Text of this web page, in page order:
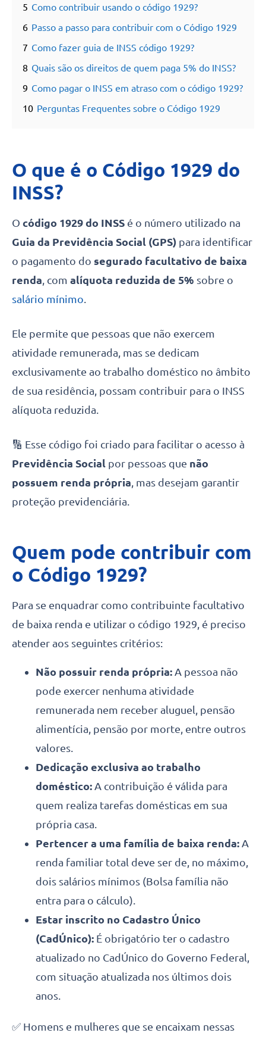
5 Como contribuir usando o código 1929?
6 Passo a passo para contribuir com o Código 1929
7 Como fazer guia de INSS código 1929?
8 Quais são os direitos de quem paga 5% do INSS?
9 Como pagar o INSS em atraso com o código 1929?
10 Perguntas Frequentes sobre o Código 1929
O que é o Código 1929 do
INSS?
O código 1929 do INSS é o número utilizado na
Guia da Previdência Social (GPS) para identificar
o pagamento do segurado facultativo de baixa
renda, com alíquota reduzida de 5% sobre o
salário mínimo.
Ele permite que pessoas que não exercem
atividade remunerada, mas se dedicam
exclusivamente ao trabalho doméstico no âmbito
de sua residência, possam contribuir para o INSS
alíquota reduzida.
🔢 Esse código foi criado para facilitar o acesso à
Previdência Social por pessoas que não
possuem renda própria, mas desejam garantir
proteção previdenciária.
Quem pode contribuir com
o Código 1929?
Para se enquadrar como contribuinte facultativo
de baixa renda e utilizar o código 1929, é preciso
atender aos seguintes critérios:
Não possuir renda própria: A pessoa não
pode exercer nenhuma atividade
remunerada nem receber aluguel, pensão
alimentícia, pensão por morte, entre outros
valores.
Dedicação exclusiva ao trabalho
doméstico: A contribuição é válida para
quem realiza tarefas domésticas em sua
própria casa.
Pertencer a uma família de baixa renda: A
renda familiar total deve ser de, no máximo,
dois salários mínimos (Bolsa família não
entra para o cálculo).
Estar inscrito no Cadastro Único
(CadÚnico): É obrigatório ter o cadastro
atualizado no CadÚnico do Governo Federal,
com situação atualizada nos últimos dois
anos.
✅ Homens e mulheres que se encaixam nessas